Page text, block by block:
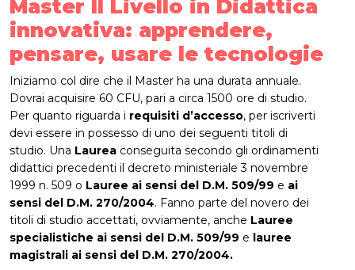
Master II Livello in Didattica
innovativa: apprendere,
pensare, usare le tecnologie
Iniziamo col dire che il Master ha una durata annuale.
Dovrai acquisire 60 CFU, pari a circa 1500 ore di studio.
Per quanto riguarda i requisiti d’accesso, per iscriverti
devi essere in possesso di uno dei seguenti titoli di
studio. Una Laurea conseguita secondo gli ordinamenti
didattici precedenti il decreto ministeriale 3 novembre
1999 n. 509 o Lauree ai sensi del D.M. 509/99 e ai
sensi del D.M. 270/2004. Fanno parte del novero dei
titoli di studio accettati, ovviamente, anche Lauree
specialistiche ai sensi del D.M. 509/99 e lauree
magistrali ai sensi del D.M. 270/2004.